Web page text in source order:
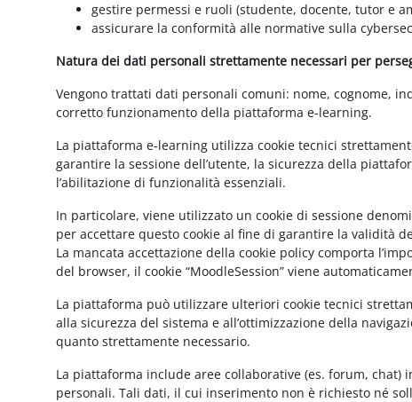
gestire permessi e ruoli (studente, docente, tutor e
assicurare la conformità alle normative sulla
Natura dei dati personali strettamente necessari per
Vengono trattati dati personali comuni: nome, cognome,
corretto funzionamento della piattaforma e-learning.
La piattaforma e-learning utilizza cookie tecnici
garantire la sessione dell’utente, la sicurezza della
l’abilitazione di funzionalità essenziali.
In particolare, viene utilizzato un cookie di sessione
per accettare questo cookie al fine di garantire la validità
La mancata accettazione della cookie policy comporta
del browser, il cookie “MoodleSession” viene
La piattaforma può utilizzare ulteriori cookie tecnici
alla sicurezza del sistema e all’ottimizzazione della
quanto strettamente necessario.
La piattaforma include aree collaborative (es. forum,
personali. Tali dati, il cui inserimento non è richiesto né